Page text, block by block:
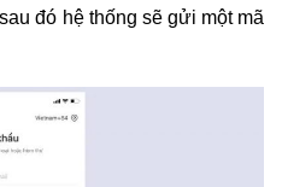
đó hệ thống sẽ gửi một mã